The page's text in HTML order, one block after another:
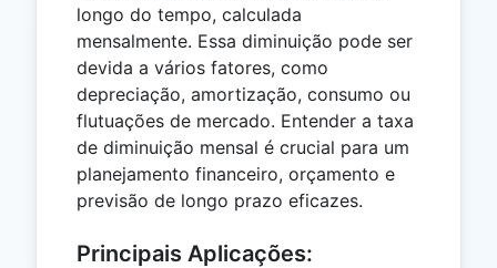
longo do tempo, calculada
mensalmente. Essa diminuição pode ser
devida a vários fatores, como
depreciação, amortização, consumo ou
flutuações de mercado. Entender a taxa
de diminuição mensal é crucial para um
planejamento financeiro, orçamento e
previsão de longo prazo eficazes.
Principais Aplicações: